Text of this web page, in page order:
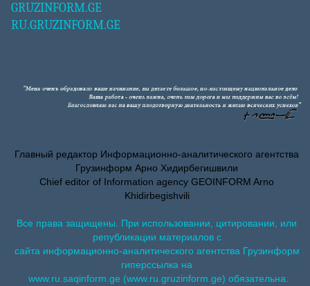
GRUZINFORM.GE
RU.GRUZINFORM.GE
Главный редактор Информационно-аналитического агентства
Грузинформ Арно Хидирбегишвили
Chief editor of Information agency GEOINFORM Arno
Khidirbegishvili
Все права защищены. При использовании, цитировании, или
републикации материалов с
сайта информационно-аналитического агентства Грузинформ
гиперссылка на
www.ru.saqinform.ge (www.ru.gruzinform.ge) обязательна.